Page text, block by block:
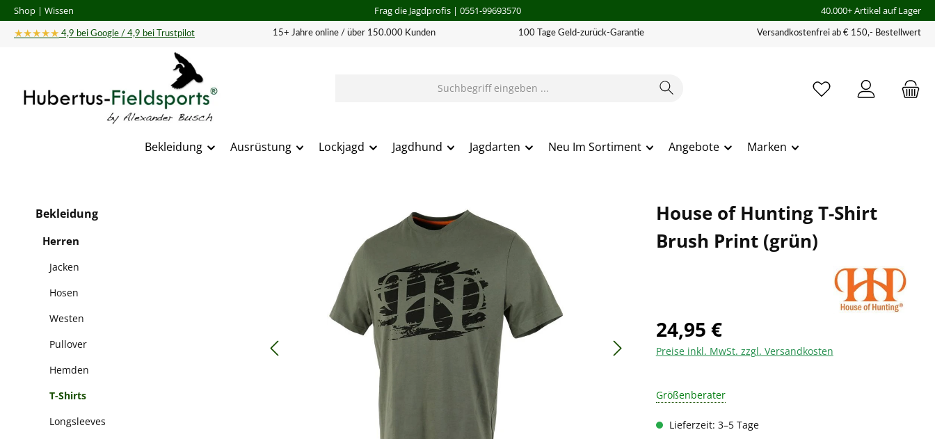
Hauptinhalt springen
Zur Suche springen
Zur Hauptnavigation springen
Shop | Wissen Frag die Jagdprofis| 0551-99693570 40.000+ Artikel auf Lager
★★★★★ 4,9 bei Google / 4,9 bei Trustpilot 15+ Jahre online / über 150.000 Kunden 100 Tage Geld-zurück-Garantie Versandkostenfrei ab € 150,- Bestellwert
Bekleidung Ausrüstung Lockjagd Jagdhund Jagdarten Neu Im Sortiment Angebote Marken
Bekleidung
Herren
Jacken
Hosen
Westen
Pullover
Hemden
T-Shirts
Longsleeves
House of Hunting T-Shirt
Brush Print (grün)
24,95 €
Preise inkl. MwSt. zzgl. Versandkosten
Größenberater
Lieferzeit: 3–5 Tage